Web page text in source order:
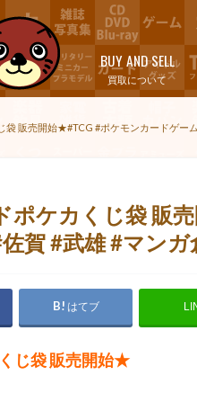
買取について
BUY AND SELL
販売開始★#TCG #ポケモンカードゲー
ケカくじ袋 販
賀 #武雄 #マンガ
はてブ
じ袋 販売開始★